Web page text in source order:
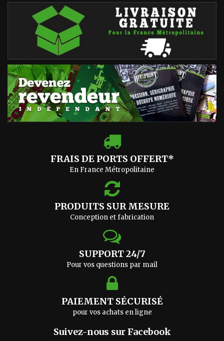
FRAIS DE PORTS OFFERT*
En France Métropolitaine
PRODUITS SUR MESURE
Conception et fabrication
SUPPORT 24/7
Pour vos questions par mail
PAIEMENT SÉCURISÉ
pour vos achats en ligne
Suivez-nous sur Facebook